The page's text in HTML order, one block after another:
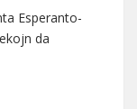
Esperanto-
da